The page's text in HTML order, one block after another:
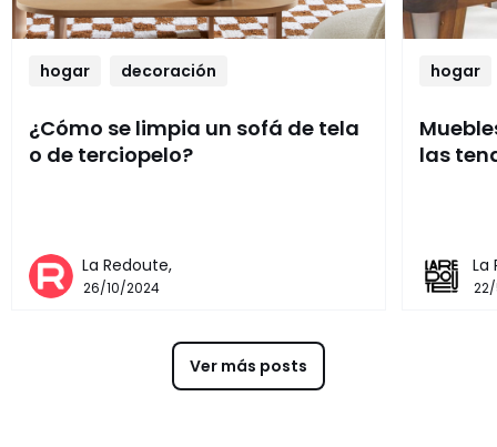
hogar decoración
¿Cómo se limpia un sofá de tela
o de terciopelo?
La Redoute,
26/10/2024
hogar
las
La
Ver más posts